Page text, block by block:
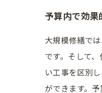
予算内で効果
大規模修繕で
です。そして
い工事を区別
ができます。